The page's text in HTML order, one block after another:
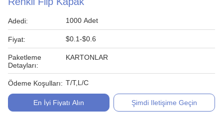
Adedi: 1000 Adet
Fiyat: $0.1-$0.6
Paketleme
Detayları:
KARTONLAR
Ödeme Koşulları: T/T,L/C
En İyi Fiyatı Alın Şimdi Iletişime Geçin